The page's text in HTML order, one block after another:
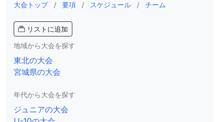
大会トップ
/ 要項 / スケジュール / チーム
リストに追加
地域から大会を探す
東北の大会
宮城県の大会
年代から大会を探す
ジュニアの大会